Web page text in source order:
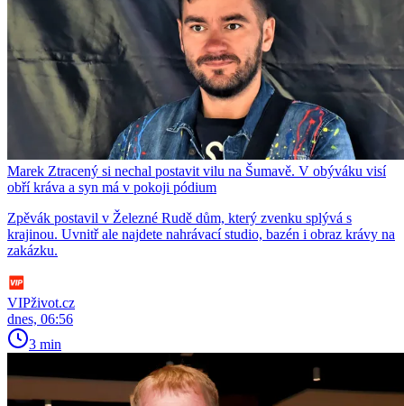
Marek Ztracený si nechal postavit vilu na Šumavě. V obýváku visí
obří kráva a syn má v pokoji pódium
Zpěvák postavil v Železné Rudě dům, který zvenku splývá s
krajinou. Uvnitř ale najdete nahrávací studio, bazén i obraz krávy na
zakázku.
VIPživot.cz
dnes, 06:56
3 min